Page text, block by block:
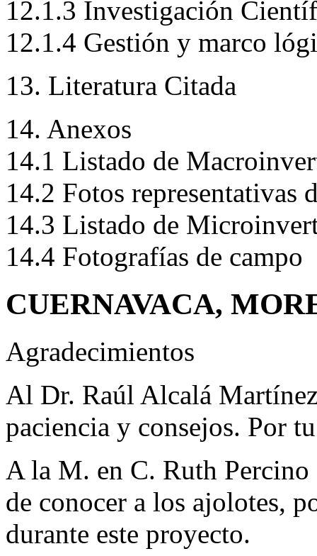
12.1.3 Investigación
12.1.4 Gestión y marco
13. Literatura Citada
14. Anexos
14.1 Listado de
14.2 Fotos representativas
14.3 Listado de
14.4 Fotografías de campo
CUERNAVACA,
Agradecimientos
Al Dr. Raúl Alcalá
paciencia y consejos. Por
A la M. en C. Ruth
de conocer a los ajolotes,
durante este proyecto.